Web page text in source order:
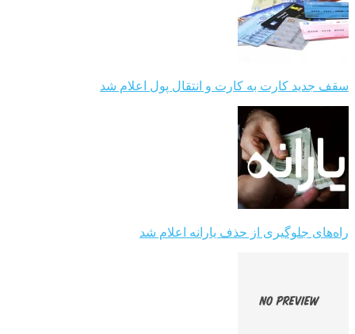
سقف جدید کارت به کارت و انتقال پول اعلام شد
راه‌های جلوگیری از حذف یارانه اعلام شد